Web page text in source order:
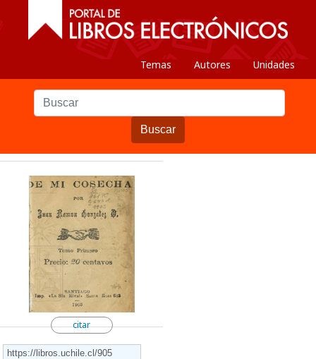
Temas Autores Unidades
Buscar
citar